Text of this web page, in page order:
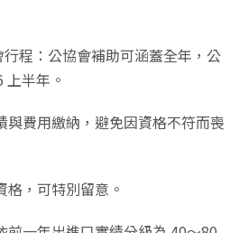
程：公協會補助可涵蓋全年，公
半年。
與費用繳納，避免因資格不符而喪
，可特別留意。